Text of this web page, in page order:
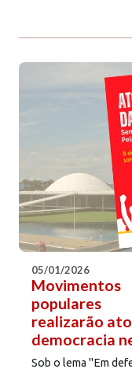
05/01/2026
Movimentos
populares
realizarão
democracia
Sob o lema "Em